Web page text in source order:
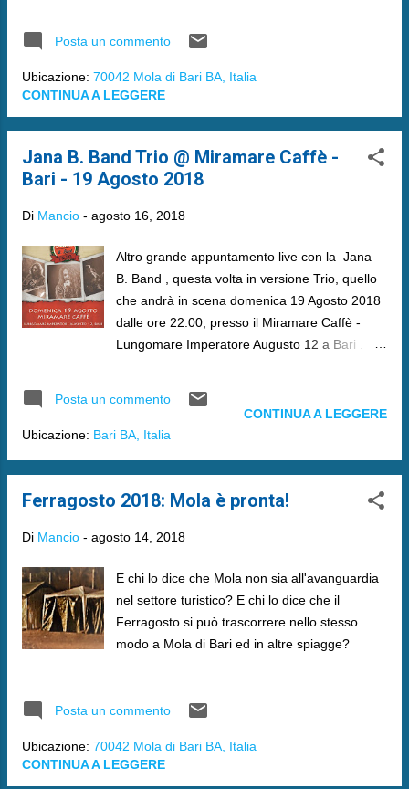
questo contest musicale che si inserisce
prepotentemente nei maggiori eventi delle
nostre zone.
Posta un commento
Ubicazione: 70042 Mola di Bari BA, Italia
CONTINUA A LEGGERE
Jana B. Band Trio @ Miramare Caffè -
Bari - 19 Agosto 2018
Di Mancio - agosto 16, 2018
Altro grande appuntamento live con la Jana
B. Band , questa volta in versione Trio, quello
che andrà in scena domenica 19 Agosto 2018
dalle ore 22:00, presso il Miramare Caffè -
Lungomare Imperatore Augusto 12 a Bari .
sbalorditi dalla voce di Graziana "Jana"
Campanella e dalla chitarra acustica di
Stefano Sorressa e il caldo basso di Nicola
Posta un commento
Ubicazione: Bari BA, Italia
CONTINUA A LEGGERE
Ferragosto 2018: Mola è pronta!
Di Mancio - agosto 14, 2018
E chi lo dice che Mola non sia all'avanguardia
nel settore turistico? E chi lo dice che il
Ferragosto si può trascorrere nello stesso
modo a Mola di Bari ed in altre spiagge?
Posta un commento
Ubicazione: 70042 Mola di Bari BA, Italia
CONTINUA A LEGGERE